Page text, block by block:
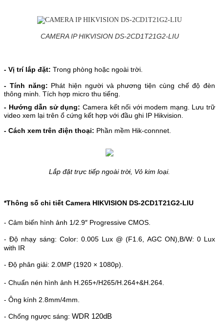
CAMERA IP HIKVISION DS-2CD1T21G2-LIU
- Vị trí lắp đặt: Trong phòng hoặc ngoài trời.
- Tính năng: Phát hiện người và phương tiện cùng chế độ đèn
thông minh. Tích hợp micro thu tiếng.
- Hướng dẫn sử dụng: Camera kết nối với modem mạng. Lưu trữ
video xem lại trên ổ cứng kết hợp với đầu ghi IP Hikvision.
- Cách xem trên điện thoại: Phần mềm Hik-connnet.
Lắp đặt trực tiếp ngoài trời, Vỏ kim loại.
*Thông số chi tiết Camera HIKVISION DS-2CD1T21G2-LIU
- Cảm biến hình ảnh 1/2.9″ Progressive CMOS.
- Độ nhạy sáng: Color: 0.005 Lux @ (F1.6, AGC ON),B/W: 0 Lux
with IR
- Độ phân giải: 2.0MP (1920 × 1080p).
- Chuẩn nén hình ảnh H.265+/H265/H.264+&H.264.
- Ông kính 2.8mm/4mm.
- Chống ngược sáng: WDR 120dB